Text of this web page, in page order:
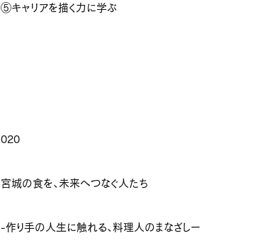
⑤キャリアを描く力に学ぶ
020
宮城の食を、未来へつなぐ人たち
-作り手の人生に触れる、料理人のまなざしー